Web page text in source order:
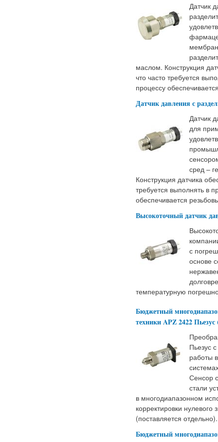
Датчик
маслом. Конструкция
что часто требуется
процессу
Датчик давления с
Датчик
для
сред –
Конструкция датчика
требуется выполнять в
обеспечивается
Высокоточный датчик
с
основе
температурную
Бюджетный
техники APZ 2422
Пьезус
работы
Сенсор
стали
в многодиапазонном
корректировки
(поставляется отдельно).
Бюджетный